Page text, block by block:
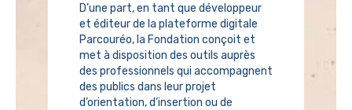
D’une part, en tant que développeur
et éditeur de la plateforme digitale
Parcouréo, la Fondation conçoit et
met à disposition des outils auprès
des professionnels qui accompagnent
des publics dans leur projet
d’orientation, d’insertion ou de